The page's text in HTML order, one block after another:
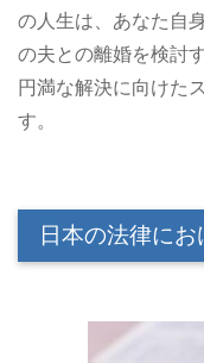
の人生は、あなた自
の夫との離婚を検討
円満な解決に向けた
す。
日本の法律に